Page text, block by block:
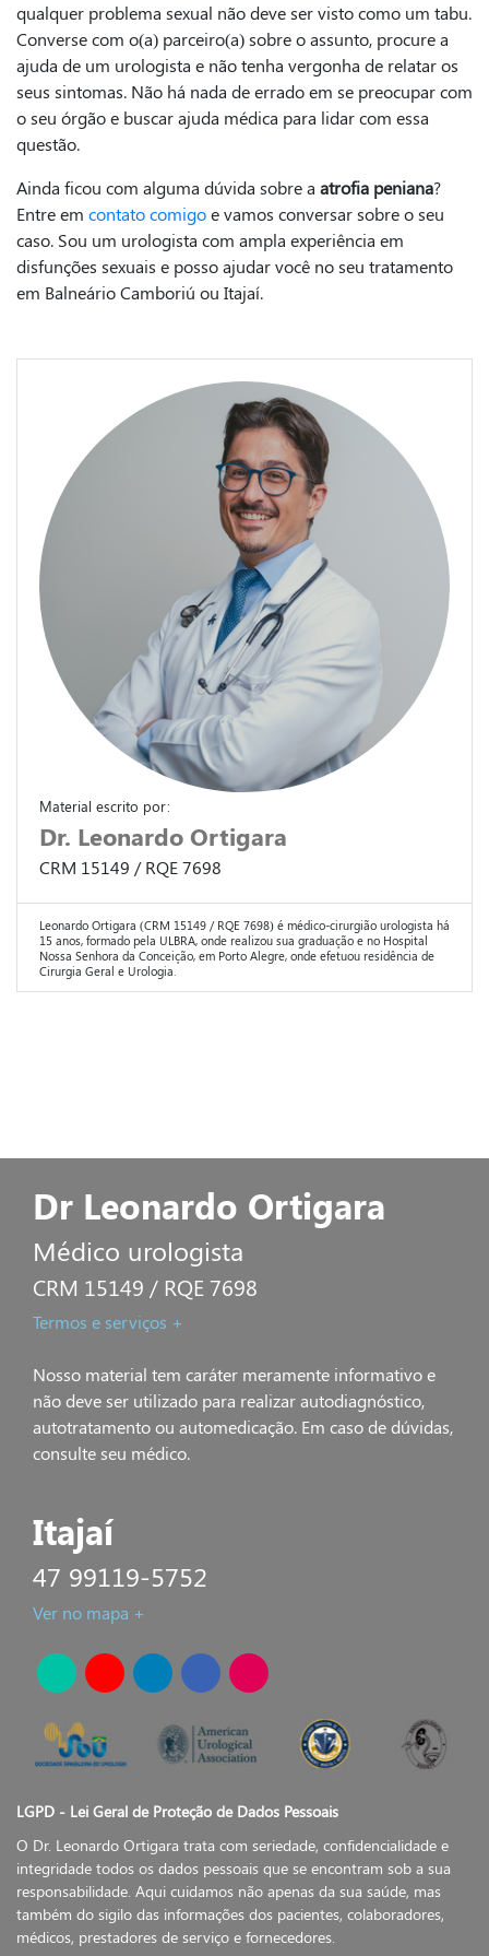
qualquer problema sexual não deve ser visto como um tabu.
Converse com o(a) parceiro(a) sobre o assunto, procure a
ajuda de um urologista e não tenha vergonha de relatar os
seus sintomas. Não há nada de errado em se preocupar com
o seu órgão e buscar ajuda médica para lidar com essa
questão.
Ainda ficou com alguma dúvida sobre a atrofia peniana?
Entre em contato comigoe vamos conversar sobre o seu
caso. Sou um urologista com ampla experiência em
disfunções sexuais e posso ajudar você no seu tratamento
em Balneário Camboriú ou Itajaí.
Material escrito por:
Dr. Leonardo Ortigara
CRM 15149 / RQE 7698
Leonardo Ortigara (CRM 15149 / RQE 7698) é médico-cirurgião urologista há
15 anos, formado pela ULBRA, onde realizou sua graduação e no Hospital
Nossa Senhora da Conceição, em Porto Alegre, onde efetuou residência de
Cirurgia Geral e Urologia.
Dr Leonardo Ortigara
Médico urologista
CRM 15149 / RQE 7698
Termos e serviços +
Nosso material tem caráter meramente informativo e
não deve ser utilizado para realizar autodiagnóstico,
autotratamento ou automedicação. Em caso de dúvidas,
consulte seu médico.
Itajaí
47 99119-5752
Ver no mapa +
LGPD - Lei Geral de Proteção de Dados Pessoais
O Dr. Leonardo Ortigara trata com seriedade, confidencialidade e
integridade todos os dados pessoais que se encontram sob a sua
responsabilidade. Aqui cuidamos não apenas da sua saúde, mas
também do sigilo das informações dos pacientes, colaboradores,
médicos, prestadores de serviço e fornecedores.